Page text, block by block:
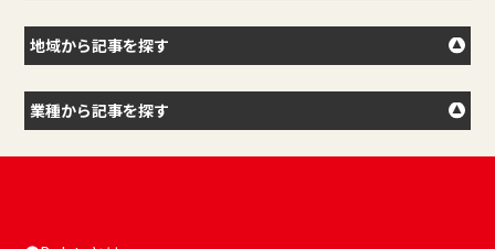
地域から記事を探す
業種から記事を探す